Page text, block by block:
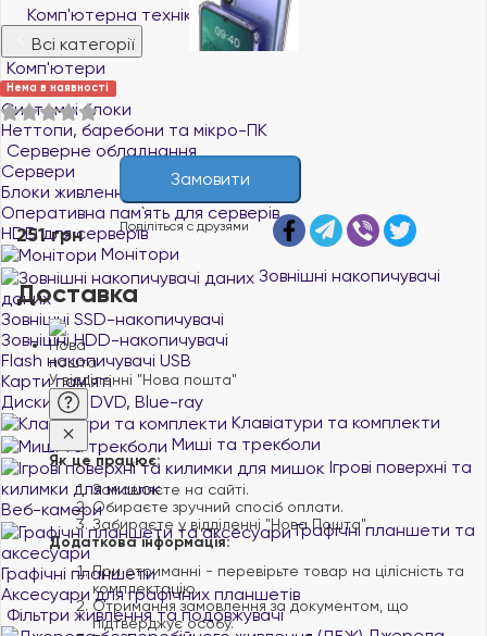
Комп'ютерна техніка
Всі категорії
Комп'ютери
Моноблоки
Системні блоки
Неттопи, баребони та мікро-ПК
Серверне обладнання
Сервери
Блоки живлення для серверів
Оперативна пам`ять для серверів
HDD для серверів
Монітори
Зовнішні накопичувачі
даних
Зовнішні SSD-накопичувачі
Зовнішні HDD-накопичувачі
Flash накопичувачі USB
Карти пам'яті
Диски CD, DVD, Blue-ray
Клавіатури та комплекти
Миші та трекболи
Ігрові поверхні та
килимки для мишок
Веб-камери
Графічні планшети та
аксесуари
Графічні планшети
Аксесуари для графічних планшетів
Фільтри живлення та подовжувачі
Нема в наявності
251 грн
Замовити
Поділіться с друзями
Доставка
У відділенні "Нова пошта"
Як це працює:
Замовляєте на сайті.
Обираєте зручний спосіб оплати.
Забираєте у відділенні "Нова Пошта".
Додаткова інформація:
При отриманні - перевірьте товар на цілісність та
комплектацію.
Отримання замовлення за документом, що
підтверджує особу.